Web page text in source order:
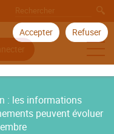
Accepter Refuser
: les informations
peuvent évoluer